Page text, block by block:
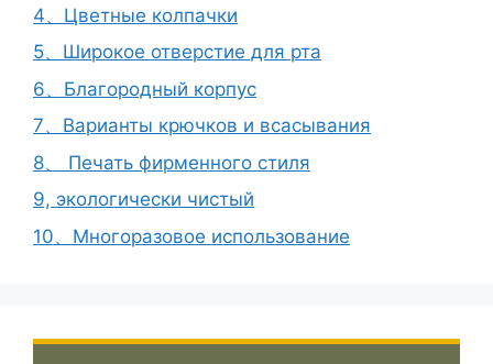
4、Цветные колпачки
5、Широкое отверстие для рта
6、Благородный корпус
7、Варианты крючков и всасывания
8、 Печать фирменного стиля
9, экологически чистый
10、Многоразовое использование